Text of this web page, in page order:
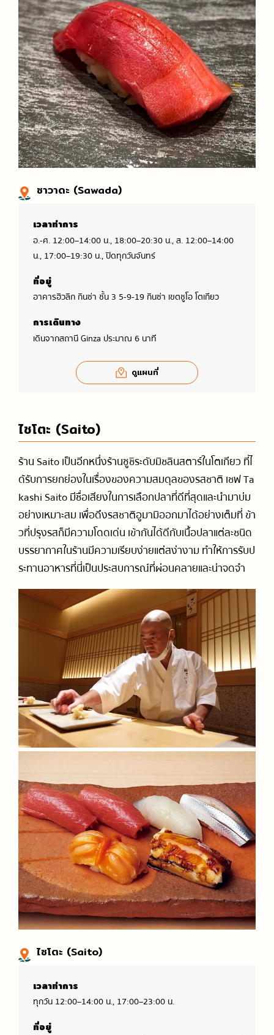
ซาวาดะ (Sawada)
เวลาทำการ
อ.-ศ. 12:00–14:00 น., 18:00–20:30 น., ส. 12:00–14:00
น., 17:00–19:30 น., ปิดทุกวันจันทร์
ที่อยู่
อาคารฮิวลิก กินซ่า ชั้น 3 5-9-19 กินซ่า เขตชูโอ โตเกียว
การเดินทาง
เดินจากสถานี Ginza ประมาณ 6 นาที
ดูแผนที่
ไซโตะ (Saito)
ร้าน Saito เป็นอีกหนึ่งร้านซูชิระดับมิชลินสตาร์ในโตเกียว ที่ไ
ด้รับการยกย่องในเรื่องของความสมดุลของรสชาติ เชฟ Ta
kashi Saito มีชื่อเสียงในการเลือกปลาที่ดีที่สุดและนำมาบ่ม
อย่างเหมาะสม เพื่อดึงรสชาติอูมามิออกมาได้อย่างเต็มที่ ข้า
วที่ปรุงรสก็มีความโดดเด่น เข้ากันได้ดีกับเนื้อปลาแต่ละชนิด
บรรยากาศในร้านมีความเรียบง่ายแต่สง่างาม ทำให้การรับป
ระทานอาหารที่นี่เป็นประสบการณ์ที่ผ่อนคลายและน่าจดจำ
ไซโตะ (Saito)
เวลาทำการ
ทุกวัน 12:00–14:00 น., 17:00–23:00 น.
ที่อยู่